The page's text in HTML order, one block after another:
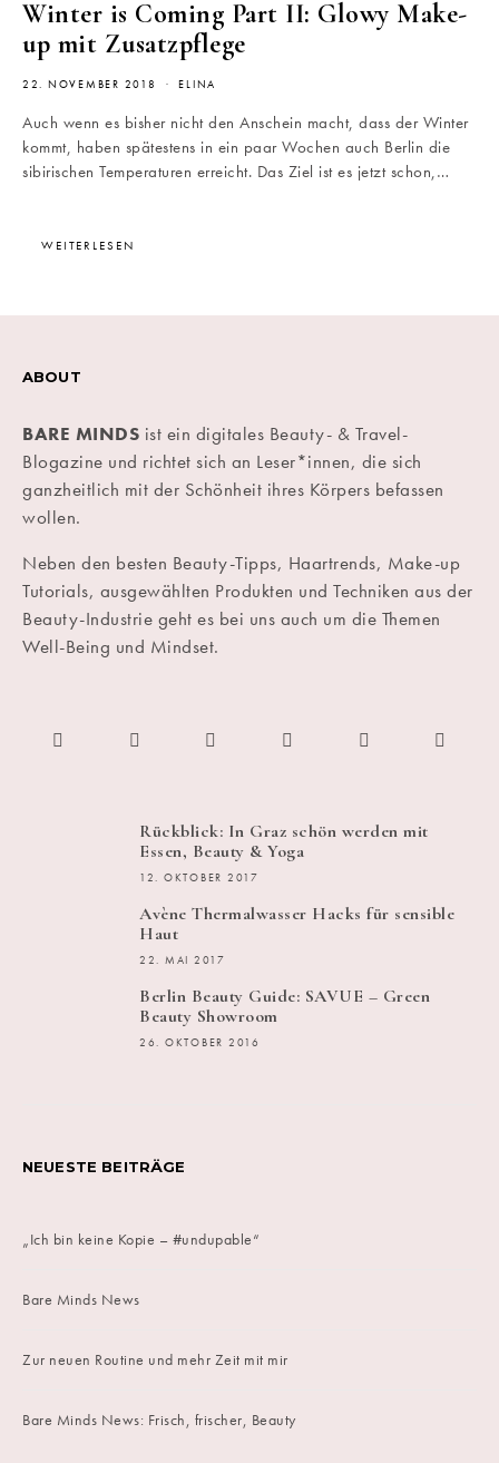
Winter is Coming Part II: Glowy Make-
up mit Zusatzpflege
22. NOVEMBER 2018 ELINA
Auch wenn es bisher nicht den Anschein macht, dass der Winter
kommt, haben spätestens in ein paar Wochen auch Berlin die
sibirischen Temperaturen erreicht. Das Ziel ist es jetzt schon,…
WEITERLESEN
ABOUT
BARE MINDS ist ein digitales Beauty- & Travel-
Blogazine und richtet sich an Leser*innen, die sich
ganzheitlich mit der Schönheit ihres Körpers befassen
wollen.
Neben den besten Beauty-Tipps, Haartrends, Make-up
Tutorials, ausgewählten Produkten und Techniken aus der
Beauty-Industrie geht es bei uns auch um die Themen
Well-Being und Mindset.
Rückblick: In Graz schön werden mit
Essen, Beauty & Yoga
12. OKTOBER 2017
Avène Thermalwasser Hacks für sensible
Haut
22. MAI 2017
Berlin Beauty Guide: SAVUE – Green
Beauty Showroom
26. OKTOBER 2016
NEUESTE BEITRÄGE
„Ich bin keine Kopie – #undupable“
Bare Minds News
Zur neuen Routine und mehr Zeit mit mir
Bare Minds News: Frisch, frischer, Beauty